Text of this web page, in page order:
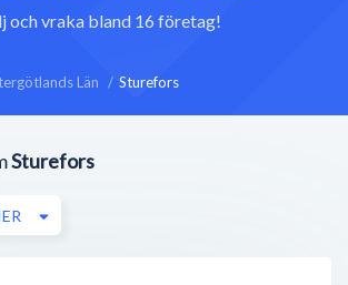
och vraka bland 16 företag!
Län Sturefors
Sturefors